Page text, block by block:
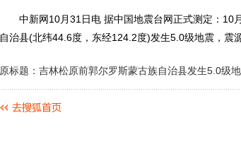
中新网10月31日电 据中国地震台网正式测定：10
自治县(北纬44.6度，东经124.2度)发生5.0级地震，震
原标题：吉林松原前郭尔罗斯蒙古族自治县发生5.0级